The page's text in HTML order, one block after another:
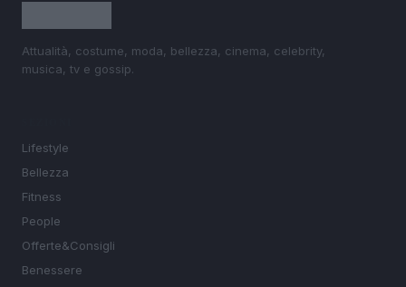
Attualità, costume, moda, bellezza, cinema, celebrity,
musica, tv e gossip.
Lifestyle
Bellezza
Fitness
People
Offerte&Consigli
Benessere